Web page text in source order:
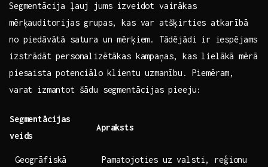
Segmentācija ļauj jums izveidot vairākas
mērķauditorijas grupas, kas var​ atšķirties atkarībā
no piedāvātā satura un mērķiem. ⁢Tādējādi⁢ ir iespējams
izstrādāt personalizētākas kampaņas, kas lielākā mērā
piesaista potenciālo ⁤klientu ‍uzmanību. Piemēram,
varat izmantot ‌šādu segmentācijas⁢ pieeju:
Segmentācijas‌
veids
Apraksts
Geogrāfiskā
Pamatojoties uz valsti, reģionu